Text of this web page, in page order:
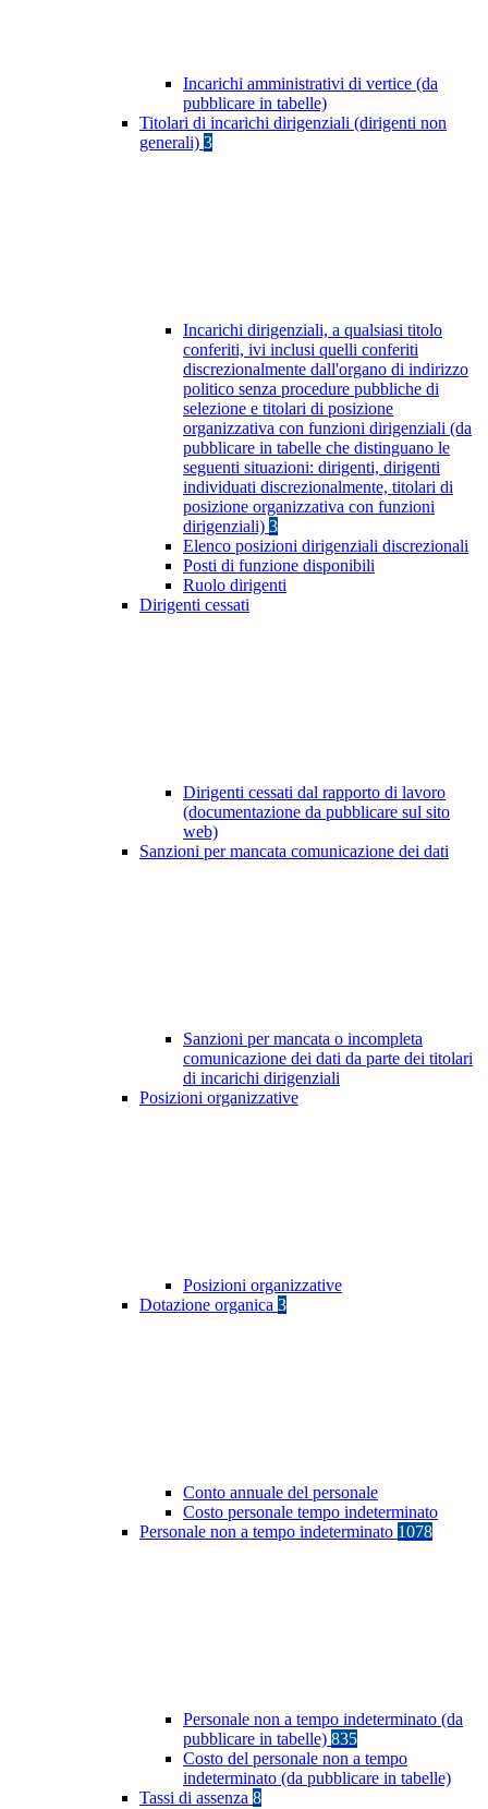
Incarichi amministrativi di vertice (da
pubblicare in tabelle)
Titolari di incarichi dirigenziali (dirigenti non
generali) 3
Incarichi dirigenziali, a qualsiasi titolo
conferiti, ivi inclusi quelli conferiti
discrezionalmente dall'organo di indirizzo
politico senza procedure pubbliche di
selezione e titolari di posizione
organizzativa con funzioni dirigenziali (da
pubblicare in tabelle che distinguano le
seguenti situazioni: dirigenti, dirigenti
individuati discrezionalmente, titolari di
posizione organizzativa con funzioni
dirigenziali) 3
Elenco posizioni dirigenziali discrezionali
Posti di funzione disponibili
Ruolo dirigenti
Dirigenti cessati
Dirigenti cessati dal rapporto di lavoro
(documentazione da pubblicare sul sito
web)
Sanzioni per mancata comunicazione dei dati
Sanzioni per mancata o incompleta
comunicazione dei dati da parte dei titolari
di incarichi dirigenziali
Posizioni organizzative
Posizioni organizzative
Dotazione organica 3
Conto annuale del personale
Costo personale tempo indeterminato
Personale non a tempo indeterminato 1078
Personale non a tempo indeterminato (da
pubblicare in tabelle) 835
Costo del personale non a tempo
indeterminato (da pubblicare in tabelle)
Tassi di assenza 8